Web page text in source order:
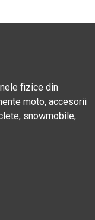
fizice din
moto, accesorii
snowmobile,